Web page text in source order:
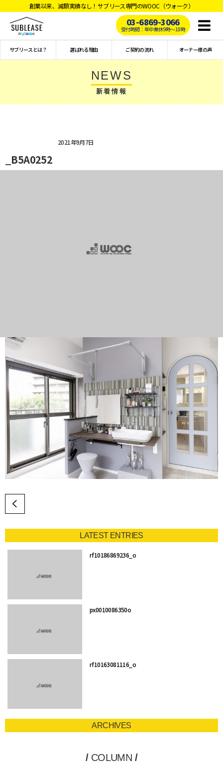
創業以来、減額実績なし！サブリース専門のWOOC（ウォーク）
03-6869-3066
受付時間：年中無休9時〜18時
サブリースとは？ 選ばれる理由 ご契約の流れ オーナー様の声
NEWS
新着情報
2021年9月7日
_B5A0252
LATEST ENTRIES
rf10186869236_o
px0010086350o
rf10163081116_o
ARCHIVES
/ COLUMN /